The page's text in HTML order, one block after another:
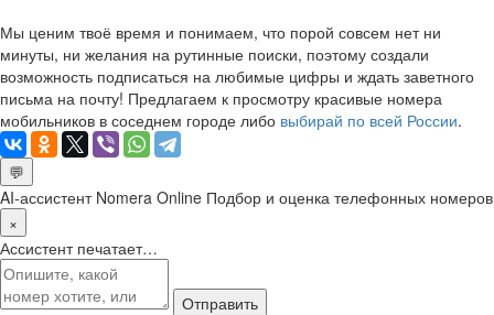
Мы ценим твоё время и понимаем, что порой совсем нет ни
минуты, ни желания на рутинные поиски, поэтому создали
возможность подписаться на любимые цифры и ждать заветного
письма на почту! Предлагаем к просмотру красивые номера
мобильников в соседнем городе либо выбирай по всей России.
💬
AI-ассистент Nomera Online Подбор и оценка телефонных номеров
×
Ассистент печатает…
Отправить